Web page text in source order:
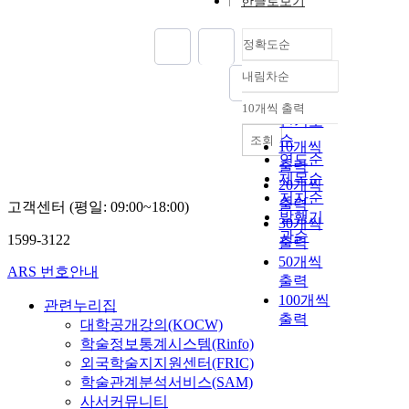
정확도순
정확도
순
인기도
순
연도순
제목순
저자순
발행기
관순
내림차순
내림차순
10개씩 출력
10개씩
출력
20개씩
출력
30개씩
출력
50개씩
출력
100개씩
출력
조회
고객센터 (평일: 09:00~18:00)
1599-3122
ARS 번호안내
관련누리집
대학공개강의(KOCW)
학술정보통계시스템(Rinfo)
외국학술지지원센터(FRIC)
학술관계분석서비스(SAM)
사서커뮤니티